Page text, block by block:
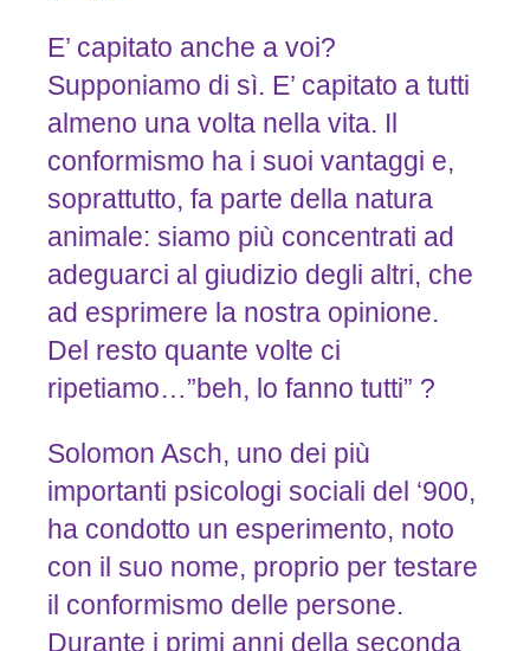
E’ capitato anche a voi?
Supponiamo di sì. E’ capitato a tutti
almeno una volta nella vita. Il
conformismo ha i suoi vantaggi e,
soprattutto, fa parte della natura
animale: siamo più concentrati ad
adeguarci al giudizio degli altri, che
ad esprimere la nostra opinione.
Del resto quante volte ci
ripetiamo…”beh, lo fanno tutti” ?
Solomon Asch, uno dei più
importanti psicologi sociali del ‘900,
ha condotto un esperimento, noto
con il suo nome, proprio per testare
il conformismo delle persone.
Durante i primi anni della seconda